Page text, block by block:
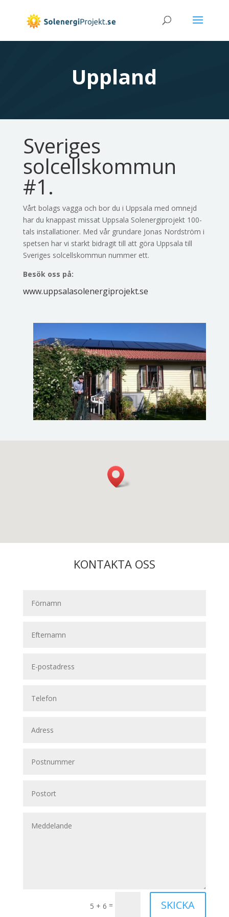
Uppland
Sveriges
solcellskommun
#1.
Vårt bolags vagga och bor du i Uppsala med omnejd
har du knappast missat Uppsala Solenergiprojekt 100-
tals installationer. Med vår grundare Jonas Nordström i
spetsen har vi starkt bidragit till att göra Uppsala till
Sveriges solcellskommun nummer ett.
Besök oss på:
www.uppsalasolenergiprojekt.se
KONTAKTA OSS
5 + 6 = SKICKA